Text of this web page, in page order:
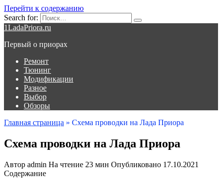
Перейти к содержанию
Search for:
1LadaPriora.ru
Первый о приорах
Ремонт
Тюнинг
Модификации
Разное
Выбор
Обзоры
Главная страница » Схема проводки на Лада Приора
Схема проводки на Лада Приора
Автор admin На чтение 23 мин Опубликовано 17.10.2021
Содержание